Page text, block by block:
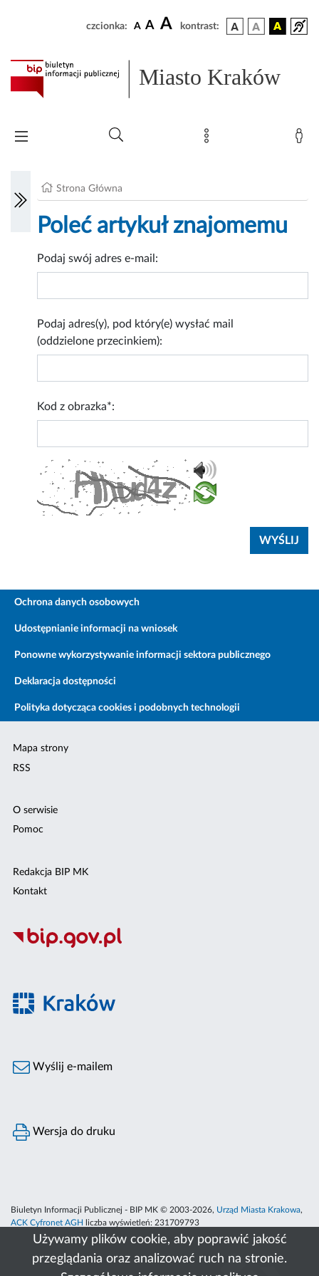
Używamy plików cookie, aby poprawić jakość
przeglądania oraz analizować ruch na stronie.
czcionka: A A A kontrast:
Miasto Kraków
Strona Główna
Poleć artykuł znajomemu
Podaj swój adres e-mail:
Podaj adres(y), pod który(e) wysłać mail
(oddzielone przecinkiem):
Kod z obrazka*:
Ochrona danych osobowych
Udostępnianie informacji na wniosek
Ponowne wykorzystywanie informacji sektora publicznego
Deklaracja dostępności
Polityka dotycząca cookies i podobnych technologii
Mapa strony
RSS
O serwisie
Pomoc
Redakcja BIP MK
Kontakt
Wyślij e-mailem
Wersja do druku
Biuletyn Informacji Publicznej - BIP MK © 2003-2026, Urząd Miasta Krakowa,
ACK Cyfronet AGH
liczba wyświetleń: 231709793